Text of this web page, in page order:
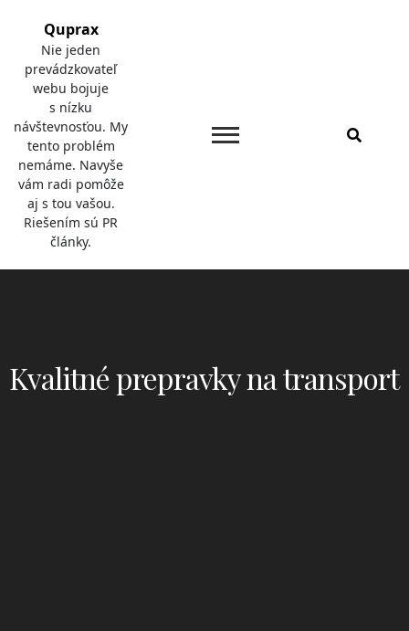
content
Quprax
Nie jeden
prevádzkovateľ
webu bojuje
s nízku
návštevnosťou. My
tento problém
nemáme. Navyše
vám radi pomôže
aj s tou vašou.
Riešením sú PR
články.
Kvalitné prepravky na transport